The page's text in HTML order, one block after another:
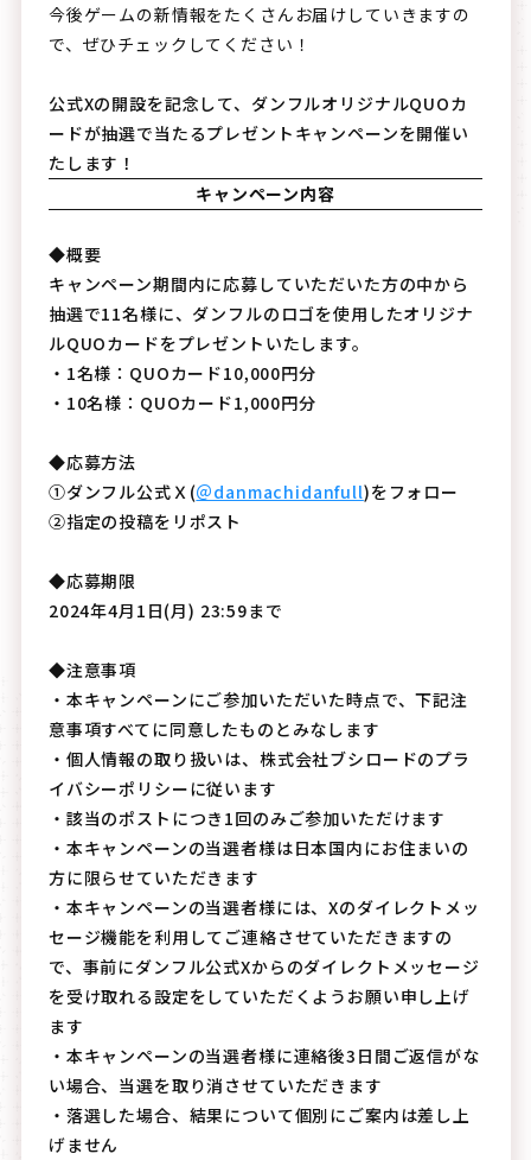
今後ゲームの新情報をたくさんお届けしていきますの
で、ぜひチェックしてください！
公式Xの開設を記念して、ダンフルオリジナルQUOカ
ードが抽選で当たるプレゼントキャンペーンを開催い
たします！
キャンペーン内容
◆概要
キャンペーン期間内に応募していただいた方の中から
抽選で11名様に、ダンフルのロゴを使用したオリジナ
ルQUOカードをプレゼントいたします。
・1名様：QUOカード10,000円分
・10名様：QUOカード1,000円分
◆応募方法
①ダンフル公式Ｘ(＠danmachidanfull)をフォロー
②指定の投稿をリポスト
◆応募期限
2024年4月1日(月) 23:59まで
◆注意事項
・本キャンペーンにご参加いただいた時点で、下記注
意事項すべてに同意したものとみなします
・個人情報の取り扱いは、株式会社ブシロードのプラ
イバシーポリシーに従います
・該当のポストにつき1回のみご参加いただけます
・本キャンペーンの当選者様は日本国内にお住まいの
方に限らせていただきます
・本キャンペーンの当選者様には、Xのダイレクトメッ
セージ機能を利用してご連絡させていただきますの
で、事前にダンフル公式Xからのダイレクトメッセージ
を受け取れる設定をしていただくようお願い申し上げ
ます
・本キャンペーンの当選者様に連絡後3日間ご返信がな
い場合、当選を取り消させていただきます
・落選した場合、結果について個別にご案内は差し上
げません